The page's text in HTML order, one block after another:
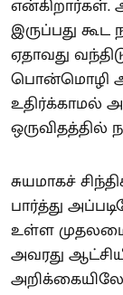
என்கிறார்கள்.
இருப்பது
ஏதாவது
பொன்மொழி
உதிர்க்காமல்
ஒருவிதத்தில்
சுயமாகச்
பார்த்து
உள்ள
அவரது